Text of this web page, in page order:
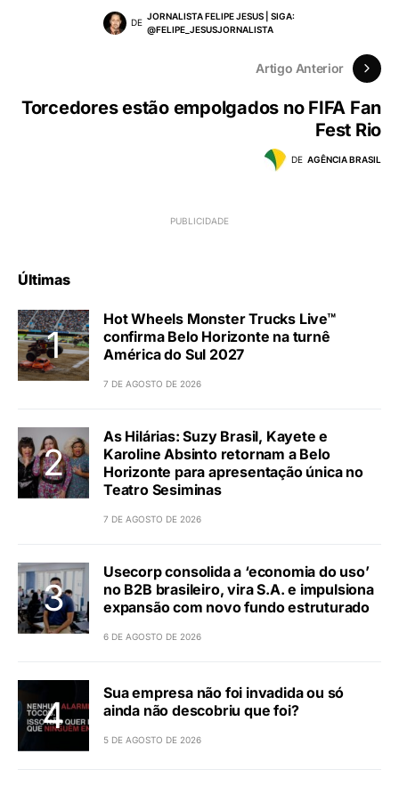
DE
JORNALISTA FELIPE JESUS | SIGA:
@FELIPE_JESUSJORNALISTA
Artigo Anterior
Torcedores estão empolgados no FIFA Fan
Fest Rio
DE AGÊNCIA BRASIL
Últimas
Hot Wheels Monster Trucks Live™
confirma Belo Horizonte na turnê
América do Sul 2027
7 DE AGOSTO DE 2026
As Hilárias: Suzy Brasil, Kayete e
Karoline Absinto retornam a Belo
Horizonte para apresentação única no
Teatro Sesiminas
7 DE AGOSTO DE 2026
Usecorp consolida a ‘economia do uso’
no B2B brasileiro, vira S.A. e impulsiona
expansão com novo fundo estruturado
6 DE AGOSTO DE 2026
Sua empresa não foi invadida ou só
ainda não descobriu que foi?
5 DE AGOSTO DE 2026